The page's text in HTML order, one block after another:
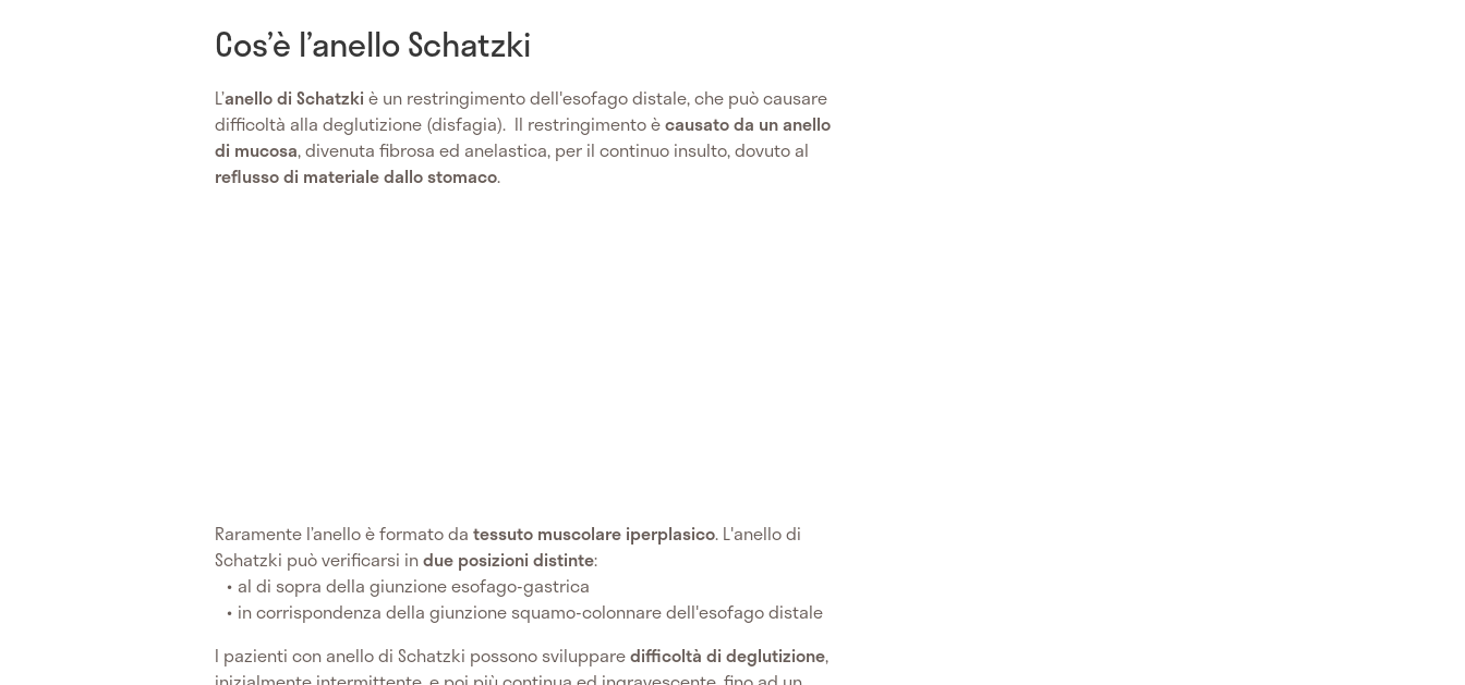
Cos’è l’anello Schatzki
L’anello di Schatzkiè un restringimento dell'esofago distale, che può causare
difficoltà alla deglutizione (disfagia). Il restringimento ècausato da un anello
di mucosa, divenuta fibrosa ed anelastica, per il continuo insulto, dovuto al
reflusso di materiale dallo stomaco.
Raramente l’anello è formato da tessuto muscolare iperplasico. L'anello di
Schatzki può verificarsi indue posizioni distinte:
al di sopra della giunzione esofago-gastrica
in corrispondenza della giunzione squamo-colonnare dell'esofago distale
I pazienti con anello di Schatzki possono svilupparedifficoltà di deglutizione,